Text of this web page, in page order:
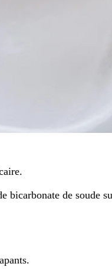
bicarbonate de soude